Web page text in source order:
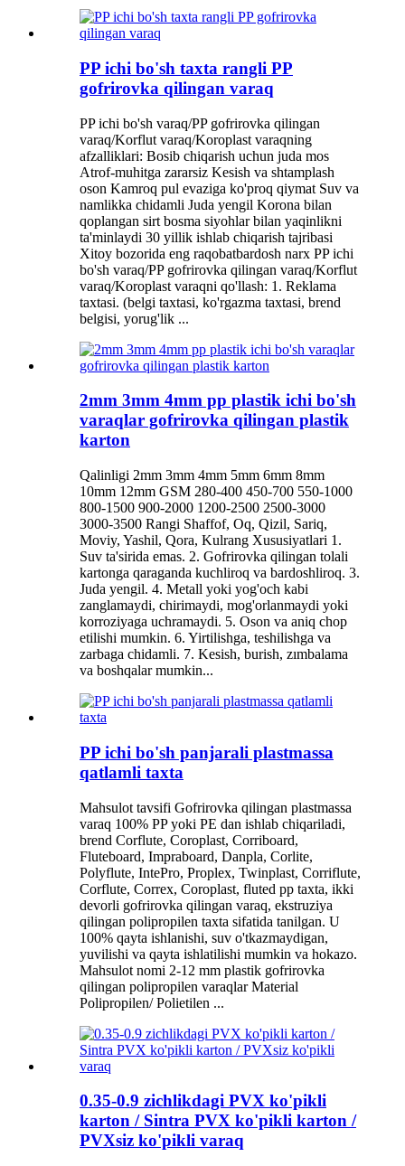
PP ichi bo'sh taxta rangli PP
gofrirovka qilingan varaq
PP ichi bo'sh varaq/PP gofrirovka qilingan
varaq/Korflut varaq/Koroplast varaqning
afzalliklari: Bosib chiqarish uchun juda mos
Atrof-muhitga zararsiz Kesish va shtamplash
oson Kamroq pul evaziga ko'proq qiymat Suv va
namlikka chidamli Juda yengil Korona bilan
qoplangan sirt bosma siyohlar bilan yaqinlikni
ta'minlaydi 30 yillik ishlab chiqarish tajribasi
Xitoy bozorida eng raqobatbardosh narx PP ichi
bo'sh varaq/PP gofrirovka qilingan varaq/Korflut
varaq/Koroplast varaqni qo'llash: 1. Reklama
taxtasi. (belgi taxtasi, ko'rgazma taxtasi, brend
belgisi, yorug'lik ...
2mm 3mm 4mm pp plastik ichi bo'sh
varaqlar gofrirovka qilingan plastik
karton
Qalinligi 2mm 3mm 4mm 5mm 6mm 8mm
10mm 12mm GSM 280-400 450-700 550-1000
800-1500 900-2000 1200-2500 2500-3000
3000-3500 Rangi Shaffof, Oq, Qizil, Sariq,
Moviy, Yashil, Qora, Kulrang Xususiyatlari 1.
Suv ta'sirida emas. 2. Gofrirovka qilingan tolali
kartonga qaraganda kuchliroq va bardoshliroq. 3.
Juda yengil. 4. Metall yoki yog'och kabi
zanglamaydi, chirimaydi, mog'orlanmaydi yoki
korroziyaga uchramaydi. 5. Oson va aniq chop
etilishi mumkin. 6. Yirtilishga, teshilishga va
zarbaga chidamli. 7. Kesish, burish, zımbalama
va boshqalar mumkin...
PP ichi bo'sh panjarali plastmassa
qatlamli taxta
Mahsulot tavsifi Gofrirovka qilingan plastmassa
varaq 100% PP yoki PE dan ishlab chiqariladi,
brend Corflute, Coroplast, Corriboard,
Fluteboard, Impraboard, Danpla, Corlite,
Polyflute, IntePro, Proplex, Twinplast, Corriflute,
Corflute, Correx, Coroplast, fluted pp taxta, ikki
devorli gofrirovka qilingan varaq, ekstruziya
qilingan polipropilen taxta sifatida tanilgan. U
100% qayta ishlanishi, suv o'tkazmaydigan,
yuvilishi va qayta ishlatilishi mumkin va hokazo.
Mahsulot nomi 2-12 mm plastik gofrirovka
qilingan polipropilen varaqlar Material
Polipropilen/ Polietilen ...
0.35-0.9 zichlikdagi PVX ko'pikli
karton / Sintra PVX ko'pikli karton /
PVXsiz ko'pikli varaq